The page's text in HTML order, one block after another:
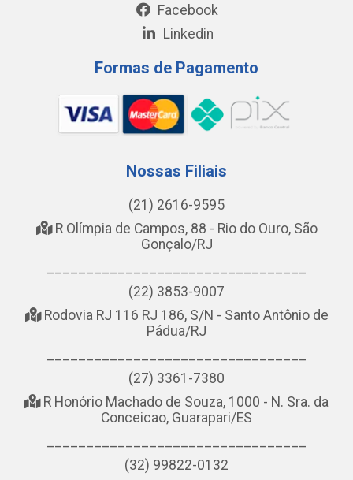
Facebook
Linkedin
Formas de Pagamento
Nossas Filiais
(21) 2616-9595
R Olímpia de Campos, 88 - Rio do Ouro, São
Gonçalo/RJ
(22) 3853-9007
Rodovia RJ 116 RJ 186, S/N - Santo Antônio de
Pádua/RJ
(27) 3361-7380
R Honório Machado de Souza, 1000 - N. Sra. da
Conceicao, Guarapari/ES
(32) 99822-0132